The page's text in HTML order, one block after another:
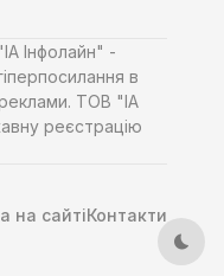
Інфолайн" -
в
ТОВ "ІА
реєстрацію
на сайтіКонтакти